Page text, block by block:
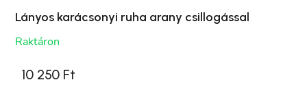
Lányos karácsonyi ruha arany csillogással
Raktáron
10 250 Ft